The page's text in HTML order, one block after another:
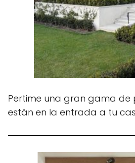
Pertime una gran gama de
están en la entrada a tu